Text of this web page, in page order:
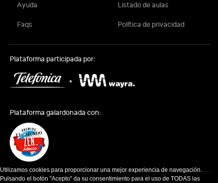
Ayuda Listado de aulas
Faqs Política de privacidad
Plataforma participada por:
Plataforma galardonada con:
Utilizamos cookies para proporcionar una mejor experiencia de navegación.
Pulsando el botón "Acepto" da su consentimiento para el uso de TODAS las